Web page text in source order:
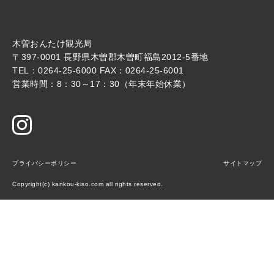
木曽おんたけ観光局
〒397-0001 長野県木曽郡木曽町福島2012-5番地
TEL：0264-25-6000 FAX：0264-25-6001
営業時間：8：30～17：30（年末年始休業）
プライバシーポリシー サイトマップ
Copyright(c) kankou-kiso.com all rights reserved.